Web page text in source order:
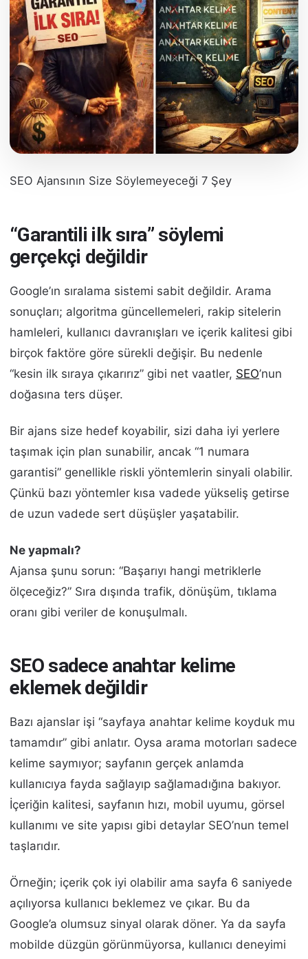
SEO Ajansının Size Söylemeyeceği 7 Şey
“Garantili ilk sıra” söylemi
gerçekçi değildir
Google’ın sıralama sistemi sabit değildir. Arama
sonuçları; algoritma güncellemeleri, rakip sitelerin
hamleleri, kullanıcı davranışları ve içerik kalitesi gibi
birçok faktöre göre sürekli değişir. Bu nedenle
“kesin ilk sıraya çıkarırız” gibi net vaatler, SEO’nun
doğasına ters düşer.
Bir ajans size hedef koyabilir, sizi daha iyi yerlere
taşımak için plan sunabilir, ancak “1 numara
garantisi” genellikle riskli yöntemlerin sinyali olabilir.
Çünkü bazı yöntemler kısa vadede yükseliş getirse
de uzun vadede sert düşüşler yaşatabilir.
Ne yapmalı?
Ajansa şunu sorun: “Başarıyı hangi metriklerle
ölçeceğiz?” Sıra dışında trafik, dönüşüm, tıklama
oranı gibi veriler de konuşulmalı.
SEO sadece anahtar kelime
eklemek değildir
Bazı ajanslar işi “sayfaya anahtar kelime koyduk mu
tamamdır” gibi anlatır. Oysa arama motorları sadece
kelime saymıyor; sayfanın gerçek anlamda
kullanıcıya fayda sağlayıp sağlamadığına bakıyor.
İçeriğin kalitesi, sayfanın hızı, mobil uyumu, görsel
kullanımı ve site yapısı gibi detaylar SEO’nun temel
taşlarıdır.
Örneğin; içerik çok iyi olabilir ama sayfa 6 saniyede
açılıyorsa kullanıcı beklemez ve çıkar. Bu da
Google’a olumsuz sinyal olarak döner. Ya da sayfa
mobilde düzgün görünmüyorsa, kullanıcı deneyimi